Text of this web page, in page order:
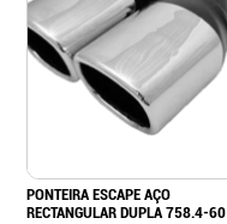
PONTEIRA ESCAPE AÇO
RECTANGULAR DUPLA 758.4-60